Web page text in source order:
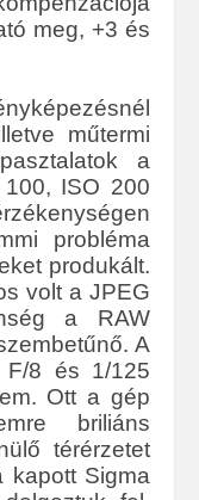
meg, +3 és
műtermi
a
ISO 200
probléma
produkált.
volt a JPEG
a RAW
A
F/8 és 1/125
Ott a gép
briliáns
térérzetet
kapott Sigma